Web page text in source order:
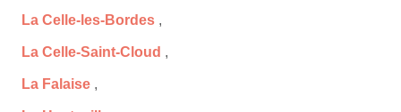
La Celle-les-Bordes ,
La Celle-Saint-Cloud ,
La Falaise ,